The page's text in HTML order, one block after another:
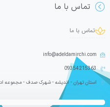
تماس با ما
تماس با ما
info@adeldamirchi.com
09354215363
استان تهران - اندیشه - شهرک صدف - مجموعه